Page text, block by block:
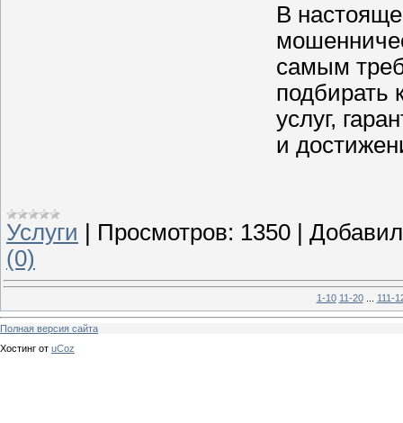
В
самым
подбирать
услуг,
и
Услуги Просмотров: 1350
(0)
1-10 11-20 111-
Полная версия сайта
Хостинг от uCoz